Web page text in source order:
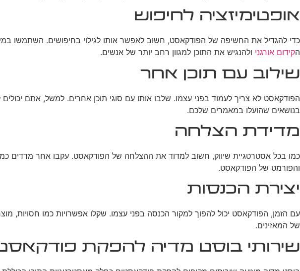
אופטימיזציה לחיפוש
כדי להגדיל את החשיפה של הפודקאסט, חשוב לאפשר אותו לגילוי בחיפושים. השתמשו
הקידום אורגני ולהנגיש את התוכן למגוון רחב יותר של אנשים.
שילוב עם תוכן אחר
הפודקאסט לא צריך לעמוד בפני עצמו. שלבו אותו עם סוגי תוכן אחרים. למשל, אתם
בנושאים שהועלו במאמרים שלכם.
מדידת הצלחה
כמו בכל אסטרטגיית שיווק, חשוב למדוד את ההצלחה של הפודקאסט. עקבו אחר מדדים
והפורמט של הפודקאסט.
יצירת הכנסות
עם הזמן, הפודקאסט יכול להפוך למקור הכנסה בפני עצמו. שקלו אפשרויות כמו חסויות,
של המאזינים.
שירותי בוסט מדיה להפקת